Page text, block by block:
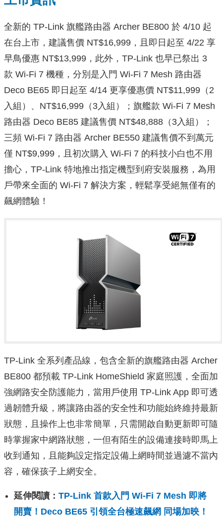
全新的 TP-Link 旗艦路由器 Archer BE800 於 4/10 起
在台上市，建議售價 NT$16,999，且即日起至 4/22 享
早鳥優惠 NT$13,999，此外，TP-Link 也早已祭出 3
款 Wi-Fi 7 機種，分別是入門 Wi-Fi 7 Mesh 路由器
Deco BE65 即日起至 4/14 更享優惠價 NT$11,999（2
入組）、NT$16,999（3入組）；旗艦款 Wi-Fi 7 Mesh
路由器 Deco BE85 建議售價 NT$48,888（3入組）；
三頻 Wi-Fi 7 路由器 Archer BE550 建議售價不到萬元
僅 NT$9,999，且初次購入 Wi-Fi 7 的科技小白也不用
擔心，TP-Link 特地推出指定機型到府安裝服務，為用
戶帶來全面的 Wi-Fi 7 解決方案，輕鬆享受絕無僅有的
飆網體驗！
TP-Link 全系列產品線，包含全新的旗艦路由器 Archer
BE800 都預載 TP-Link HomeShield 家庭照護，全面加
強網路安全防護能力，當用戶使用 TP-Link App 即可透
過韌體升級，將讓路由器的安全性和功能始終維持最新
狀態，且操作上也非常簡單，只需開啟自動更新即可隨
時掌握家中網路狀態，一但有陌生的設備連接時即馬上
收到通知，且能夠設定指定設備上網時間並過濾不當內
容，確保孩子上網安全。
延伸閱讀： TP-Link 首款入門 Wi-Fi 7 Mesh 即將
開賣！Deco BE65 引領全台極速飆網 同場加映！